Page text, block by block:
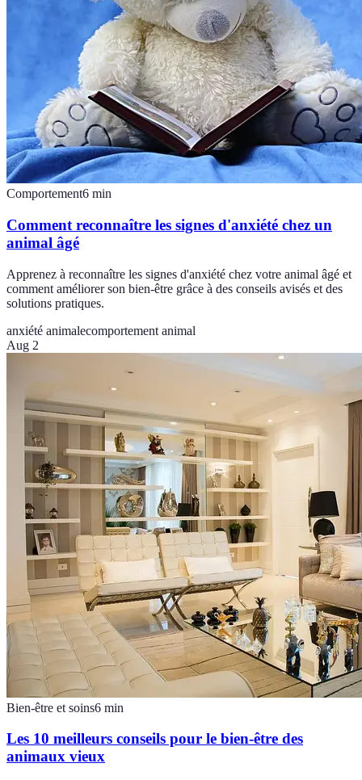
Comportement6 min
Comment reconnaître les signes d'anxiété chez un
animal âgé
Apprenez à reconnaître les signes d'anxiété chez votre animal âgé et
comment améliorer son bien-être grâce à des conseils avisés et des
solutions pratiques.
anxiété animalecomportement animal
Aug 2
Bien-être et soins6 min
Les 10 meilleurs conseils pour le bien-être des
animaux vieux